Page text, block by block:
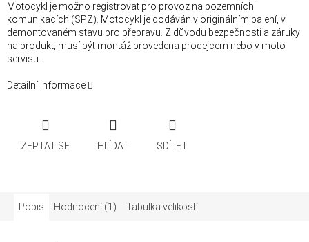
Motocykl je možno registrovat pro provoz na pozemních
komunikacích (SPZ). Motocykl je dodáván v originálním balení, v
demontovaném stavu pro přepravu. Z důvodu bezpečnosti a záruky
na produkt, musí být montáž provedena prodejcem nebo v moto
servisu.
Detailní informace
ZEPTAT SE HLÍDAT SDÍLET
Popis Hodnocení (1) Tabulka velikostí